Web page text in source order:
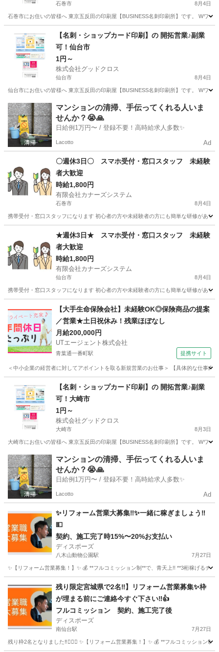
石巻市 8月4日
石巻市にお住いの皆様へ 東京五反田の印刷屋【BUSINESS名刺印刷所】です。 Wワ
営業
【名刺・ショップカード印刷】の 開拓営業♪副業
可！仙台市
1円～
株式会社グッドクロス
仙台市 8月4日
仙台市にお住いの皆様へ 東京五反田の印刷屋【BUSINESS名刺印刷所】です。 Wワ
宮城 仙台市 営業 スタッフ
マンションの清掃、手伝ってくれる人いま
せんか？😭🙏
日給例1万円〜 / 登録不要！高時給求人多数✨
Lacotto Ad
〇週休3日〇 スマホ受付・窓口スタッフ 未経験
者大歓迎
時給1,800円
有限会社カナーズシステム
石巻市 8月4日
携帯受付・窓口スタッフになります 初心者の方や未経験者の方にも簡単な研修があ
携帯ショップ スタッフ
★週休3日★ スマホ受付・窓口スタッフ 未経験
者大歓迎
時給1,800円
有限会社カナーズシステム
仙台市 8月4日
携帯受付・窓口スタッフになります 初心者の方や未経験者の方にも簡単な研修があ
携帯ショップ スタッフ
【大手生命保険会社】未経験OK◎保険商品の提案
／営業★土日祝休み！残業ほぼなし
月給200,000円
UTエージェント株式会社
青葉通一番町駅 提携サイト
＜中小企業の経営者に対してアポイントを取る新規営業のお仕事＞ 【具体的な仕事
青葉通一番町駅 営業
【名刺・ショップカード印刷】の 開拓営業♪副業
可！大崎市
1円～
株式会社グッドクロス
大崎市 8月3日
大崎市にお住いの皆様へ 東京五反田の印刷屋【BUSINESS名刺印刷所】です。 Wワ
宮城 大崎市 営業 スタッフ
マンションの清掃、手伝ってくれる人いま
せんか？😭🙏
日給例1万円〜 / 登録不要！高時給求人多数✨
Lacotto Ad
✨リフォーム営業大募集‼︎✨一緒に稼ぎましょう‼︎
💵
契約、施工完了時15%〜20%お支払い
ディスポーズ
八木山動物公園駅 7月27日
✨【リフォーム営業募集！】✨ 💰 **フルコミッション制**で、青天上!! **3桁稼げるチ
八木山動物公園駅 営業
残り限定宮城県で2名‼︎】リフォーム営業募集✨枠
が埋まる前にご連絡今すぐ下さい‼︎👍
フルコミッション 契約、施工完了後
ディスポーズ
南仙台駅 7月27日
残り枠2名となりました‼︎🙇🏻‍♂️ ✨【リフォーム営業募集！】✨ 💰 **フルコミッション